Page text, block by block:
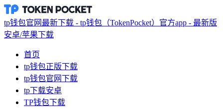
tp钱包官网最新下载 - tp钱包（TokenPocket）官方app - 最新版
安卓/苹果下载
首页
tp钱包正版下载
tp钱包官网下载
tp下载安卓
TP钱包下载